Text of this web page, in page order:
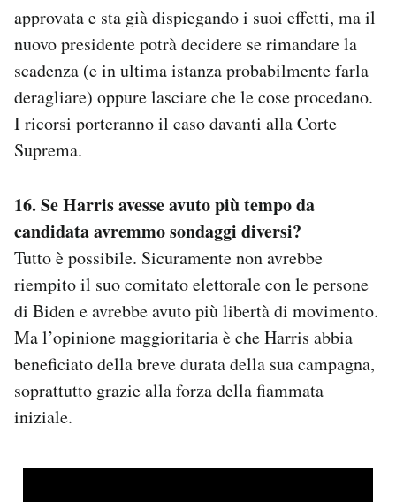
approvata e sta già dispiegando i suoi effetti, ma il
nuovo presidente potrà decidere se rimandare la
scadenza (e in ultima istanza probabilmente farla
deragliare) oppure lasciare che le cose procedano.
I ricorsi porteranno il caso davanti alla Corte
Suprema.
16. Se Harris avesse avuto più tempo da
candidata avremmo sondaggi diversi?
Tutto è possibile. Sicuramente non avrebbe
riempito il suo comitato elettorale con le persone
di Biden e avrebbe avuto più libertà di movimento.
Ma l’opinione maggioritaria è che Harris abbia
beneficiato della breve durata della sua campagna,
soprattutto grazie alla forza della fiammata
iniziale.